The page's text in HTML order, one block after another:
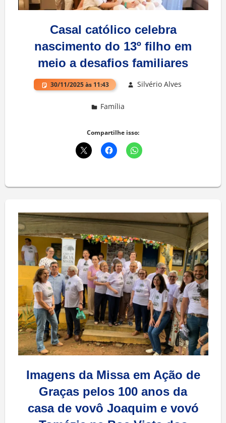
Casal católico celebra
nascimento do 13º filho em
meio a desafios familiares
30/11/2025 às 11:43 Silvério Alves
Família
Compartilhe isso:
Imagens da Missa em Ação de
Graças pelos 100 anos da
casa de vovô Joaquim e vovó